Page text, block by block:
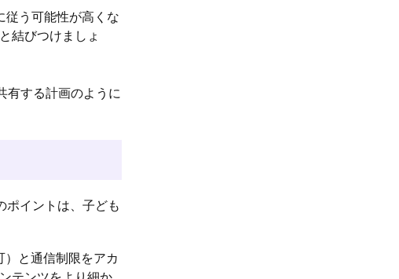
従う可能性が高くな
結びつけましょ
有する計画のように
イントは、子ども
と通信制限をアカ